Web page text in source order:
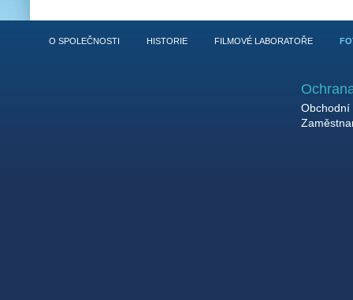
O SPOLEČNOSTI HISTORIE FILMOVÉ LABORATOŘE
Obchodní